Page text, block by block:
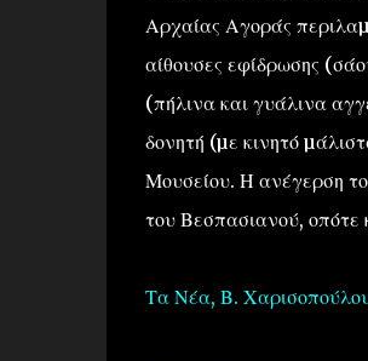
Αρχαίας Αγοράς
αίθουσες εφίδρωσης
(πήλινα και γυάλινα
δονητή (µε κινητό
Μουσείου. Η ανέγερση
του Βεσπασιανού, οπότε
Τα Νέα, Β.